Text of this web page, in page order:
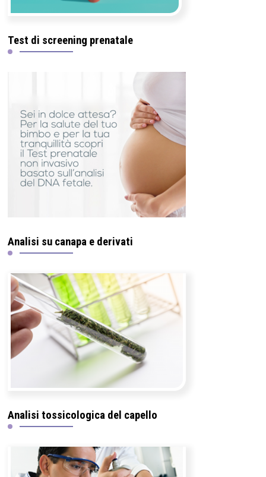
Test di screening prenatale
Analisi su canapa e derivati
Analisi tossicologica del capello